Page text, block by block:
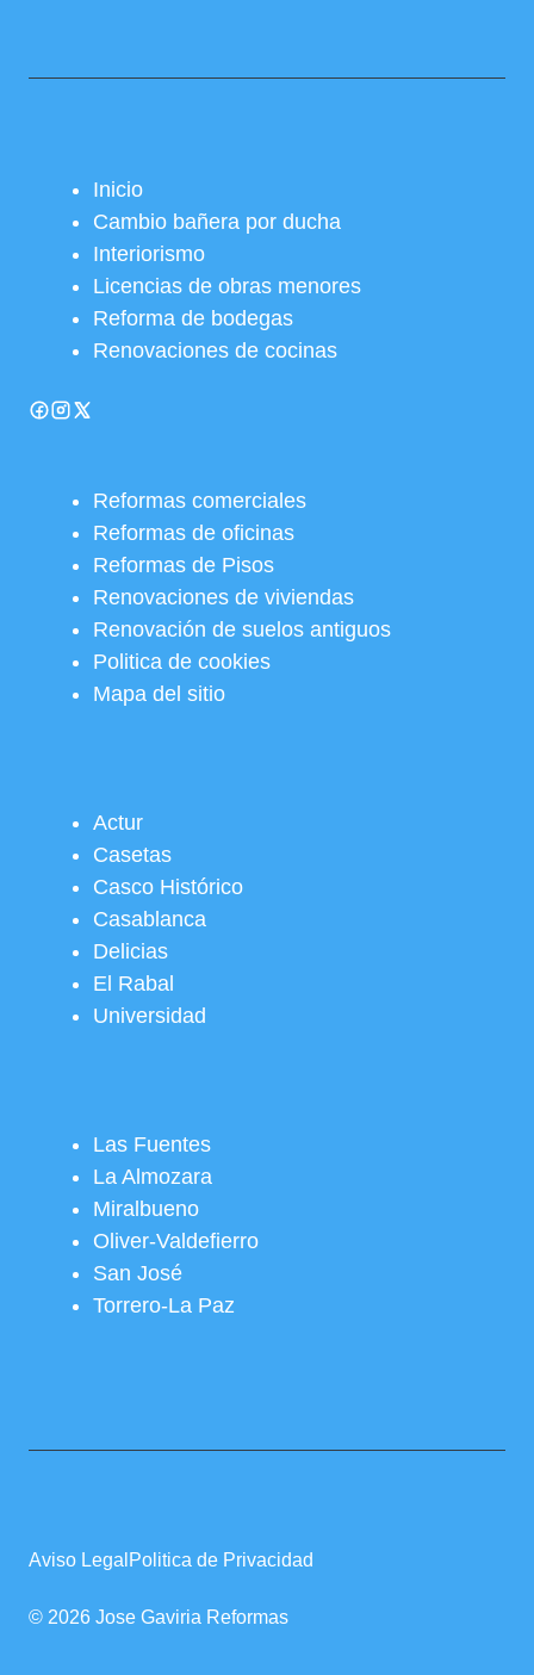
Inicio
Cambio bañera por ducha
Interiorismo
Licencias de obras menores
Reforma de bodegas
Renovaciones de cocinas
Reformas comerciales
Reformas de oficinas
Reformas de Pisos
Renovaciones de viviendas
Renovación de suelos antiguos
Politica de cookies
Mapa del sitio
Actur
Casetas
Casco Histórico
Casablanca
Delicias
El Rabal
Universidad
Las Fuentes
La Almozara
Miralbueno
Oliver-Valdefierro
San José
Torrero-La Paz
© 2026 Jose Gaviria Reformas
Aviso Legal Politica de Privacidad